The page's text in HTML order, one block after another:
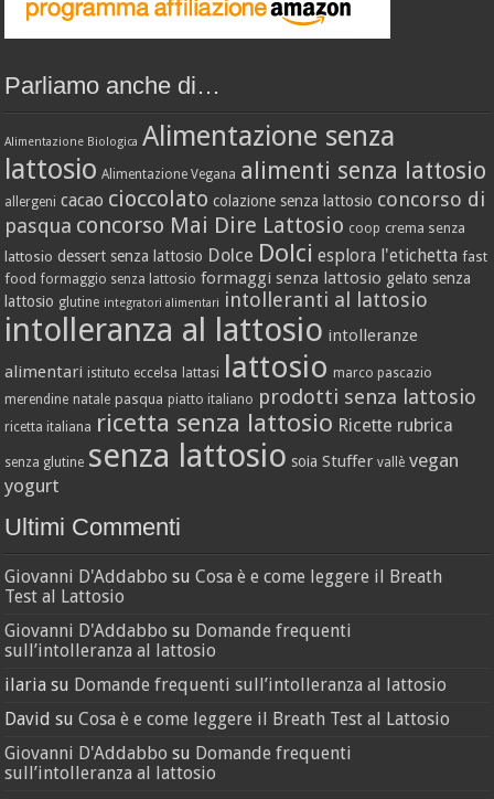
Parliamo anche di…
Alimentazione Biologica Alimentazione senza
lattosio Alimentazione Vegana alimenti senza lattosio
allergeni cacao cioccolato colazione senza lattosio concorso di
pasqua concorso Mai Dire Lattosio coop crema senza
lattosio dessert senza lattosio Dolce Dolci esplora l'etichetta fast
food formaggio senza lattosio formaggi senza lattosio gelato senza
lattosio glutine integratori alimentari intolleranti al lattosio
intolleranza al lattosio intolleranze
alimentari istituto eccelsa lattasi lattosio marco pascazio
merendine natale pasqua piatto italiano prodotti senza lattosio
ricetta italiana ricetta senza lattosio Ricette rubrica
senza glutine senza lattosio soia Stuffer vallè vegan
yogurt
Ultimi Commenti
Giovanni D'Addabbo suCosa è e come leggere il Breath
Test al Lattosio
Giovanni D'Addabbo su Domande frequenti
sull’intolleranza al lattosio
ilaria su Domande frequenti sull’intolleranza al lattosio
David suCosa è e come leggere il Breath Test al Lattosio
Giovanni D'Addabbo su Domande frequenti
sull’intolleranza al lattosio